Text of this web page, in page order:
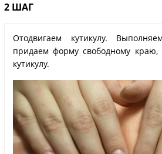
2 ШАГ
Отодвигаем кутикулу.
придаем форму свободному краю,
кутикулу.